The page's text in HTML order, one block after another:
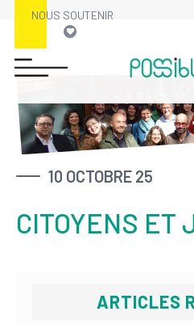
Skip
content
NOUS SOUTENIR
10 OCTOBRE 25
CITOYENS ET
ARTICLES